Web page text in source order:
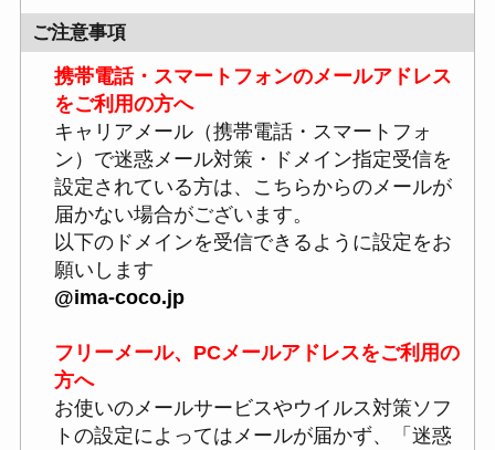
ご注意事項
携帯電話・スマートフォンのメールアドレス
をご利用の方へ
キャリアメール（携帯電話・スマートフォ
ン）で迷惑メール対策・ドメイン指定受信を
設定されている方は、こちらからのメールが
届かない場合がございます。
以下のドメインを受信できるように設定をお
願いします
@ima-coco.jp
フリーメール、PCメールアドレスをご利用の
方へ
お使いのメールサービスやウイルス対策ソフ
トの設定によってはメールが届かず、「迷惑